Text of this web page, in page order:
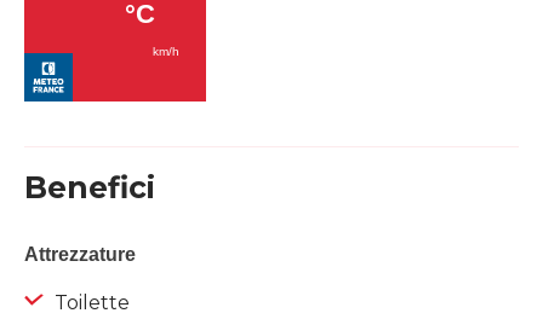
Benefici
Attrezzature
Toilette